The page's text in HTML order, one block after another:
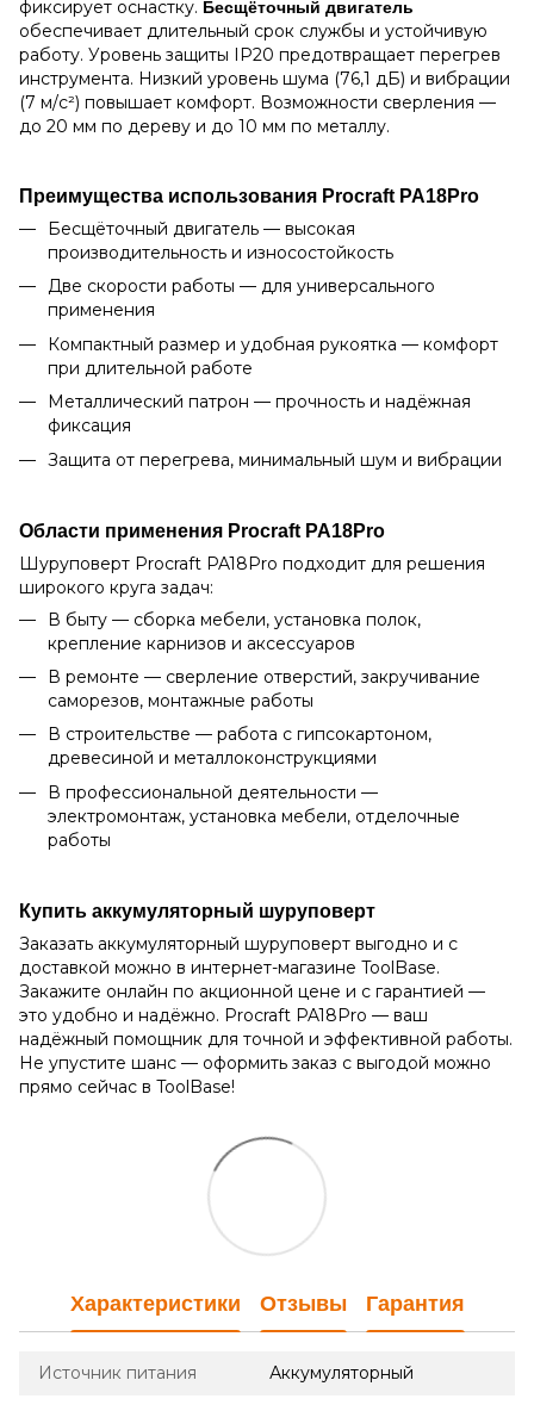
фиксирует оснастку. Бесщёточный двигатель
обеспечивает длительный срок службы и устойчивую
работу. Уровень защиты IP20 предотвращает перегрев
инструмента. Низкий уровень шума (76,1 дБ) и вибрации
(7 м/с²) повышает комфорт. Возможности сверления —
до 20 мм по дереву и до 10 мм по металлу.
Преимущества использования Procraft PA18Pro
Бесщёточный двигатель — высокая
производительность и износостойкость
Две скорости работы — для универсального
применения
Компактный размер и удобная рукоятка — комфорт
при длительной работе
Металлический патрон — прочность и надёжная
фиксация
Защита от перегрева, минимальный шум и вибрации
Области применения Procraft PA18Pro
Шуруповерт Procraft PA18Pro подходит для решения
широкого круга задач:
В быту — сборка мебели, установка полок,
крепление карнизов и аксессуаров
В ремонте — сверление отверстий, закручивание
саморезов, монтажные работы
В строительстве — работа с гипсокартоном,
древесиной и металлоконструкциями
В профессиональной деятельности —
электромонтаж, установка мебели, отделочные
работы
Купить аккумуляторный шуруповерт
Заказать аккумуляторный шуруповерт выгодно и с
доставкой можно в интернет-магазине ToolBase.
Закажите онлайн по акционной цене и с гарантией —
это удобно и надёжно. Procraft PA18Pro — ваш
надёжный помощник для точной и эффективной работы.
Не упустите шанс — оформить заказ с выгодой можно
прямо сейчас в ToolBase!
Характеристики Отзывы Гарантия
Источник питания Аккумуляторный